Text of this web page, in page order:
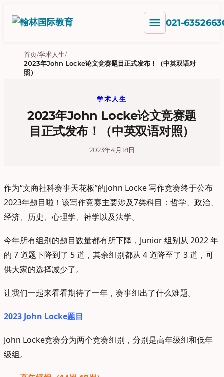
menu 021-
首页/学术人生/
2023年John Locke论文竞赛题目正式发布！（中英双语对
照）
学术人生
2023年John Locke论文竞赛题
目正式发布！（中英双语对照）
2023年4月18日
作为“文商社科赛事天花板”的John Locke 写作竞赛终于公布
2023年题目啦！该写作竞赛主要涉及7类科目：哲学、政治、
经济、历史、心理学、神学以及法学。
今年所有组别的题目数量都有所下降，Junior 组别从 2022 年
的 7 道题下降到了 5 道，其余组别都从 4 道降至了 3 道，可
供大家的选择减少了。
让我们一起来看看期待了一年，赛事组出了什么难题。
2023 John Locke题目
John Locke竞赛分为两个竞赛组别，分别是高年级组和低年
级组。